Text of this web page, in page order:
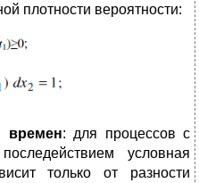
плотности вероятности:
времен: для процессов с
условная
только от разности